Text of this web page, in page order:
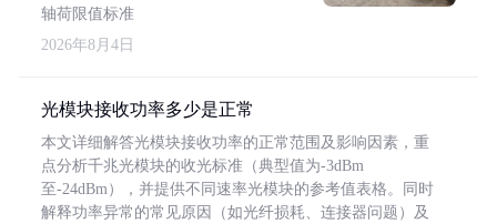
轴荷限值标准
2026年8月4日
光模块接收功率多少是正常
本文详细解答光模块接收功率的正常范围及影响因素，重
点分析千兆光模块的收光标准（典型值为-3dBm
至-24dBm），并提供不同速率光模块的参考值表格。同时
解释功率异常的常见原因（如光纤损耗、连接器问题）及